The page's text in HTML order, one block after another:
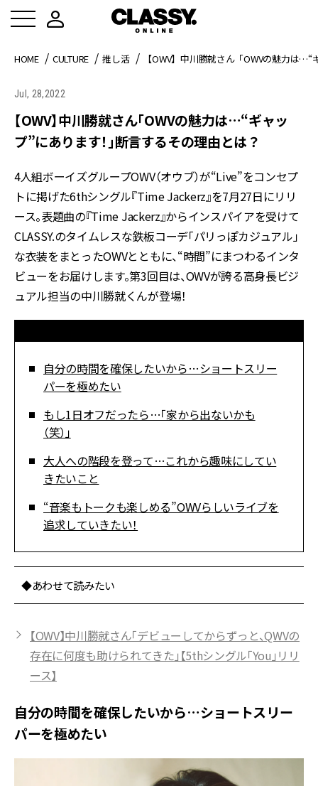
HOME CULTURE 推し活 【OWV】中川勝就さん「OWVの魅力は
Jul, 28,2022
【OWV】中川勝就さん「OWVの魅力は…“ギャッ
プ”にあります！」断言するその理由とは？
4人組ボーイズグループOWV（オウブ）が“Live”をコンセプ
トに掲げた6thシングル『Time Jackerz』を7月27日にリリ
ース。表題曲の『Time Jackerz』からインスパイアを受けて
CLASSY.のタイムレスな鉄板コーデ「パリっぽカジュアル」
な衣装をまとったOWVとともに、“時間”にまつわるインタ
ビューをお届けします。第3回目は、OWVが誇る高身長ビジ
ュアル担当の中川勝就くんが登場！
自分の時間を確保したいから…ショートスリー
パーを極めたい
もし1日オフだったら…「家から出ないかも
（笑）」
大人への階段を登って…これから趣味にしてい
きたいこと
“音楽もトークも楽しめる”OWVらしいライブを
追求していきたい！
◆あわせて読みたい
【OWV】中川勝就さん「デビューしてからずっと、QWVの
存在に何度も助けられてきた」【5thシングル「You」リリ
ース】
自分の時間を確保したいから…ショートスリー
パーを極めたい